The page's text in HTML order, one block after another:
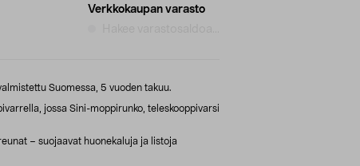
Verkkokaupan varasto
Suomessa, 5 vuoden takuu.
jossa Sini-moppirunko, teleskooppivarsi
– suojaavat huonekaluja ja listoja